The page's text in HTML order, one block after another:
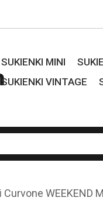
SUKIENKI MINI
SUKIENKI VINTAGE
WEEKEND